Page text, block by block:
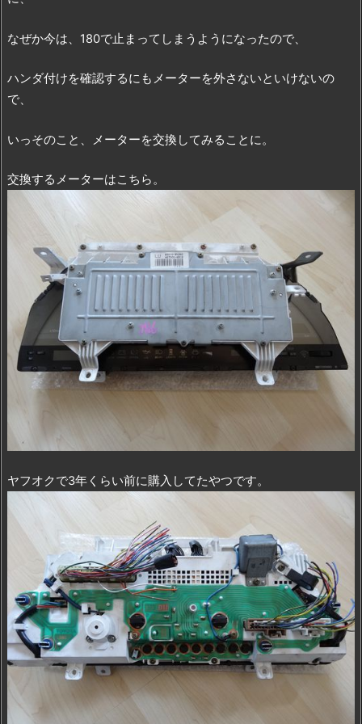
なぜか今は、180で止まってしまうようになったので、
ハンダ付けを確認するにもメーターを外さないといけないの
で、
いっそのこと、メーターを交換してみることに。
交換するメーターはこちら。
ヤフオクで3年くらい前に購入してたやつです。